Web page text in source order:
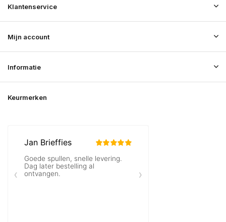
Klantenservice
Mijn account
Informatie
Keurmerken